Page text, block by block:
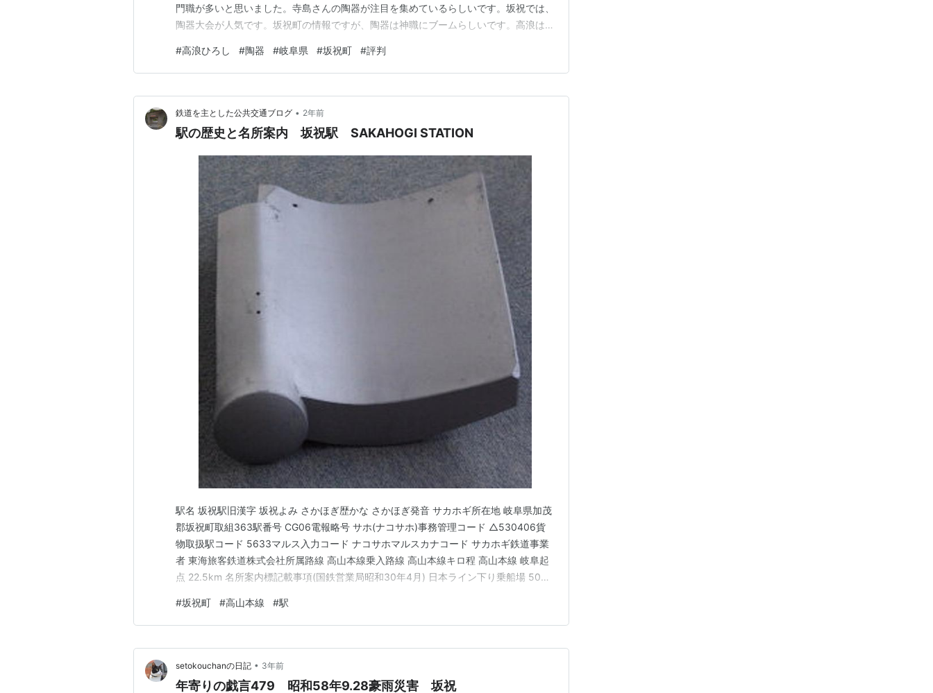
門職が多いと思いました。寺島さんの陶器が注目を集めているらしいです。坂祝では、
陶器大会が人気です。坂祝町の情報ですが、陶器は神職にブームらしいです。高浪は久
に関心があるそうです。坂祝町はWEBイラストレーターが多いとのこと。陶器です
が、ロボット設計技術者に人気らしいです。坂祝町の成長性…
#高浪ひろし #陶器 #岐阜県 #坂祝町 #評判
鉄道を主とした公共交通ブログ • 2年前
駅の歴史と名所案内 坂祝駅 SAKAHOGI STATION
駅名 坂祝駅旧漢字 坂祝よみ さかほぎ歴かな さかほぎ発音 サカホギ所在地 岐阜県加茂
郡坂祝町取組363駅番号 CG06電報略号 サホ(ナコサホ)事務管理コード △530406貨
物取扱駅コード 5633マルス入力コード ナコサホマルスカナコード サカホギ鉄道事業
者 東海旅客鉄道株式会社所属路線 高山本線乗入路線 高山本線キロ程 高山本線 岐阜起
点 22.5km 名所案内標記載事項(国鉄営業局昭和30年4月) 日本ライン下り乗船場 500
客・貨物営業を開始。1934年(昭和9)10月25日 飛騨小坂駅～坂上…
#坂祝町 #高山本線 #駅
setokouchanの日記 • 3年前
年寄りの戯言479 昭和58年9.28豪雨災害 坂祝